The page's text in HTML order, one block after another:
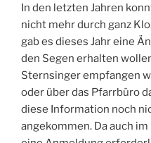
In den letzten Jahren
nicht mehr durch ganz
gab es dieses Jahr eine
den Segen erhalten
Sternsinger empfangen
oder über das Pfarrbüro
diese Information noch
angekommen. Da auch